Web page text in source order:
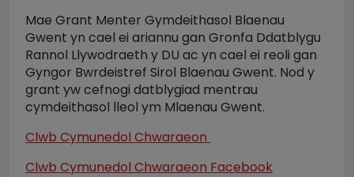
Mae Grant Menter Gymdeithasol Blaenau
Gwent yn cael ei ariannu gan Gronfa Ddatblygu
Rannol Llywodraeth y DU ac yn cael ei reoli gan
Gyngor Bwrdeistref Sirol Blaenau Gwent. Nod y
grant yw cefnogi datblygiad mentrau
cymdeithasol lleol ym Mlaenau Gwent.
Clwb Cymunedol Chwaraeon
Clwb Cymunedol Chwaraeon Facebook